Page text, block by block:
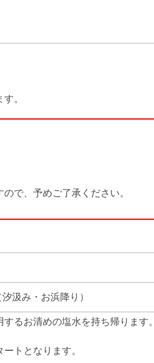
。
で、予めご了承ください。
汲み・お浜降り）
るお清めの塩水を持ち帰ります。
トとなります。